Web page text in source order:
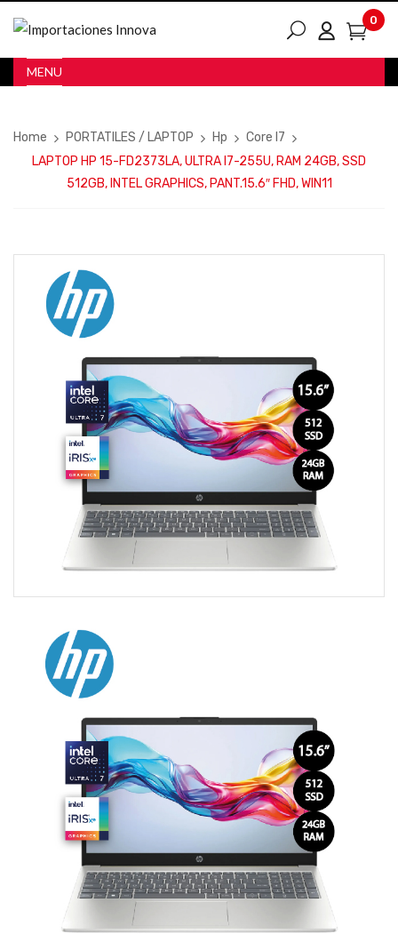
0
MENU
Home PORTATILES / LAPTOP Hp
Core I7
LAPTOP HP 15-FD2373LA, ULTRA I7-255U, RAM 24GB, SSD
512GB, INTEL GRAPHICS, PANT.15.6″ FHD, WIN11